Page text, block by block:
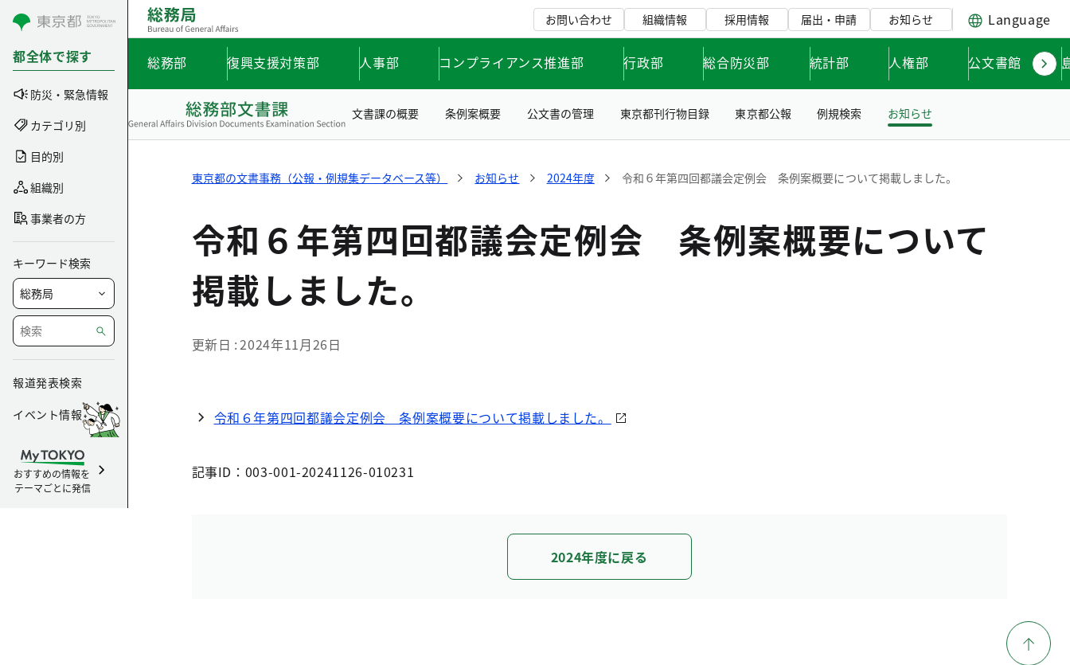
コンテンツにスキップ
都全体で探す
防災・緊急情報
カテゴリ別
目的別
組織別
事業者の方
キーワード検索
報道発表検索
イベント情報
おすすめの情報を
テーマごとに発信
お問い合わせ 組織情報 採用情報 届出・申請 お知らせ Language
総務部 復興支援対策部 人事部 コンプライアンス推進部 行政部 総合防災部 統計部 人権部 公文書館
文書課の概要 条例案概要 公文書の管理 東京都刊行物目録 東京都公報 例規検索 お知らせ
東京都の文書事務（公報・例規集データベース等） お知らせ 2024年度 令和６年第四回都議会定例会 条例案概要について掲載しました。
令和６年第四回都議会定例会 条例案概要について
掲載しました。
更新日 2024年11月26日
令和６年第四回都議会定例会 条例案概要について掲載しました。
記事ID：003-001-20241126-010231
2024年度に戻る